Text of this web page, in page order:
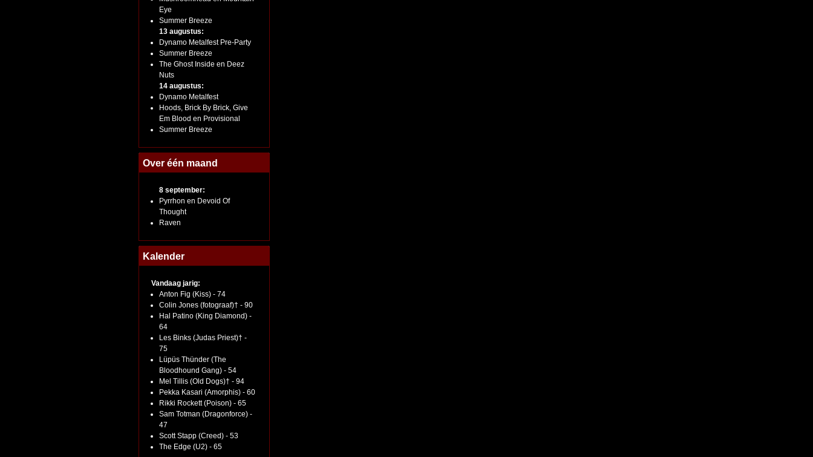
Eye
Summer Breeze
13 augustus:
Dynamo Metalfest Pre-Party
Summer Breeze
The Ghost Inside en Deez
Nuts
14 augustus:
Dynamo Metalfest
Hoods, Brick By Brick, Give
Em Blood en Provisional
Summer Breeze
Over één maand
8 september:
Pyrrhon en Devoid Of
Thought
Raven
Kalender
Vandaag jarig:
Anton Fig (Kiss) - 74
Colin Jones (fotograaf)† - 90
Hal Patino (King Diamond) -
64
Les Binks (Judas Priest)† -
75
Lüpüs Thünder (The
Bloodhound Gang) - 54
Mel Tillis (Old Dogs)† - 94
Pekka Kasari (Amorphis) - 60
Rikki Rockett (Poison) - 65
Sam Totman (Dragonforce) -
47
Scott Stapp (Creed) - 53
The Edge (U2) - 65